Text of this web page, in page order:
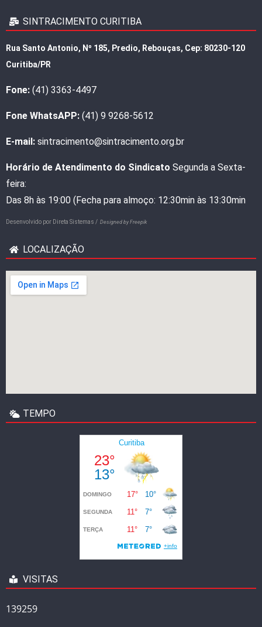
SINTRACIMENTO CURITIBA
Rua Santo Antonio, Nº 185, Predio, Rebouças, Cep: 80230-120
Curitiba/PR
Fone: (41) 3363-4497
Fone WhatsAPP: (41) 9 9268-5612
E-mail: sintracimento@sintracimento.org.br
Horário de Atendimento do Sindicato Segunda a Sexta-
feira:
Das 8h às 19:00 (Fecha para almoço: 12:30min às 13:30min
Desenvolvido por Direta Sistemas / Designed by Freepik
LOCALIZAÇÃO
TEMPO
VISITAS
139259